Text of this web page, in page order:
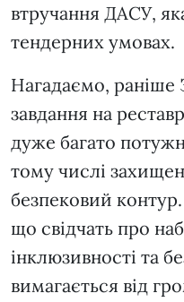
втручання ДАСУ,
тендерних умовах.
Нагадаємо, раніше
завдання на
дуже багато
тому числі
безпековий
що свідчать про
інклюзивності та
вимагається від